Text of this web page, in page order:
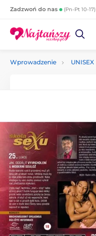
Zadzwoń do nas (Pn-Pt 10-17)
Wprowadzenie UNISEX